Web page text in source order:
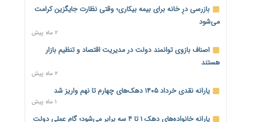
شبکه برق
حساب‌های شرکت ملی نفت در بانک صنعت و معدن مسدود
شد؛ بدهی یک میلیارد دلاری
درآمد کارگزاری‌ها چقدر است؟ کانون کارگزاران اعداد منتشرشده
در فضای مجازی را تکذیب کرد
بیکاری ۷ درصدی روی کاغذ؛ آیا در واقعیت هم این چنین است؟
بازرسی درِ خانه برای بیمه بیکاری؛ وقتی نظارت جایگزین کرامت
می‌شود
۲ ماه پیش
اصناف بازوی توانمند دولت در مدیریت اقتصاد و تنظیم بازار
هستند
۲ ماه پیش
یارانه نقدی خرداد ۱۴۰۵ دهک‌های چهارم تا نهم واریز شد
۱ ماه پیش
یارانه خانواده‌های دهک ۱ تا ۴ سه برابر می‌شود؛ گام عملی دولت